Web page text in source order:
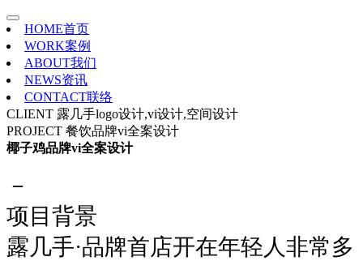
HOME首页
WORK案例
ABOUT我们
NEWS资讯
CONTACT联络
CLIENT 露几手logo设计,vi设计,空间设计
PROJECT 餐饮品牌vi全案设计
椰子鸡品牌vi全案设计
－
项目背景
露几手·品牌首店开在年轻人非常多